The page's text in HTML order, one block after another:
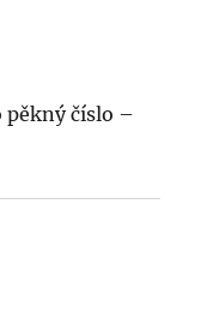
pěkný číslo –